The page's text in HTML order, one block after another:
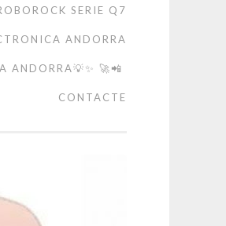
SERIE Q7
ANDORRA
ANDORRA💡✨ 🚀📲
CONTACTE